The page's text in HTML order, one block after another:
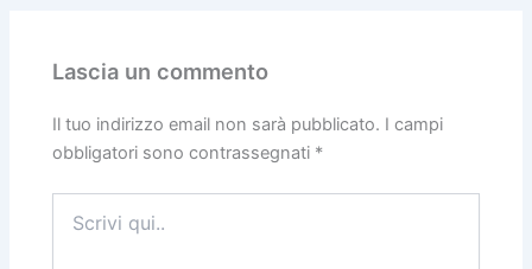
Lascia un commento
Il tuo indirizzo email non sarà pubblicato. I campi
obbligatori sono contrassegnati *
qui..